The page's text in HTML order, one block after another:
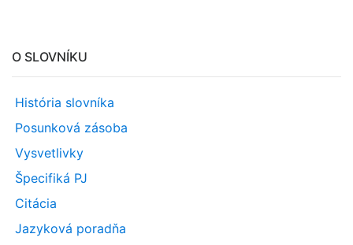
O SLOVNÍKU
História slovníka
Posunková zásoba
Vysvetlivky
Špecifiká PJ
Citácia
Jazyková poradňa